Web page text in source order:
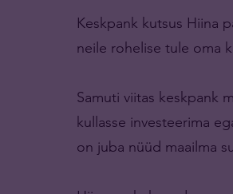
Keskpank kutsus Hiina
neile rohelise tule oma
Samuti viitas keskpank
kullasse investeerima
on juba nüüd maailma